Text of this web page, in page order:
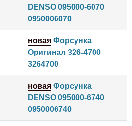
DENSO 095000-6070
0950006070
новая Форсунка
Оригинал 326-4700
3264700
новая Форсунка
DENSO 095000-6740
0950006740